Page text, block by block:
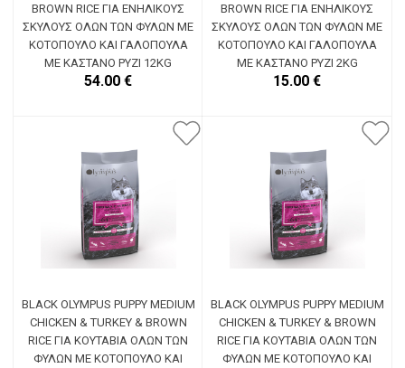
BROWN RICE ΓΙΑ ΕΝΉΛΙΚΟΥΣ
ΣΚΎΛΟΥΣ ΌΛΩΝ ΤΩΝ ΦΥΛΏΝ ΜΕ
ΚΟΤΌΠΟΥΛΟ ΚΑΙ ΓΑΛΟΠΟΎΛΑ
ΜΕ ΚΑΣΤΑΝΌ ΡΎΖΙ 12KG
54.00 €
BROWN RICE ΓΙΑ ΕΝΉΛΙΚΟΥΣ
ΣΚΎΛΟΥΣ ΌΛΩΝ ΤΩΝ ΦΥΛΏΝ ΜΕ
ΚΟΤΌΠΟΥΛΟ ΚΑΙ ΓΑΛΟΠΟΎΛΑ
ΜΕ ΚΑΣΤΑΝΌ ΡΎΖΙ 2KG
15.00 €
BLACK OLYMPUS PUPPY MEDIUM
CHICKEN & TURKEY & BROWN
RICE ΓΙΑ ΚΟΥΤΆΒΙΑ ΌΛΩΝ ΤΩΝ
ΦΥΛΏΝ ΜΕ ΚΟΤΌΠΟΥΛΟ ΚΑΙ
BLACK OLYMPUS PUPPY MEDIUM
CHICKEN & TURKEY & BROWN
RICE ΓΙΑ ΚΟΥΤΆΒΙΑ ΌΛΩΝ ΤΩΝ
ΦΥΛΏΝ ΜΕ ΚΟΤΌΠΟΥΛΟ ΚΑΙ